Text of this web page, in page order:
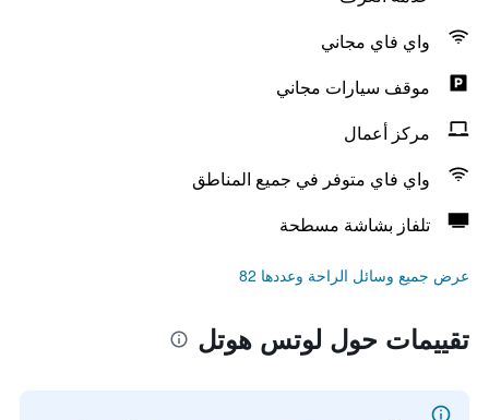
واي فاي مجاني
موقف سيارات مجاني
مركز أعمال
واي فاي متوفر في جميع المناطق
تلفاز بشاشة مسطحة
عرض جميع وسائل الراحة وعددها 82
تقييمات حول لوتس هوتل